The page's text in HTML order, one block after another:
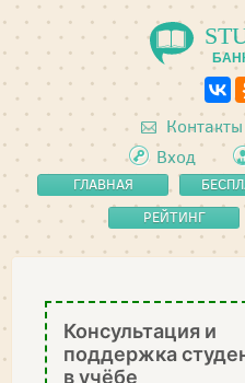
Контакты
Вход
ГЛАВНАЯ
РЕЙТИНГ
Консультация и
поддержка
в учёбе